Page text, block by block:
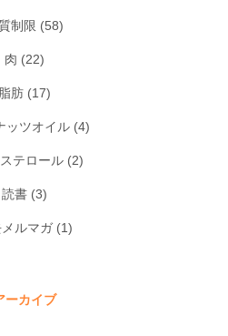
制限 (58)
肉 (22)
脂肪 (17)
ッツオイル (4)
テロール (2)
読書 (3)
ルマガ(1)
ーカイブ